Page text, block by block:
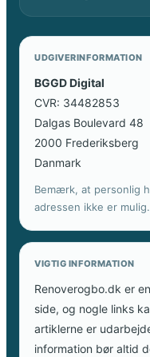
UDGIVERINFORMATION
BGGD Digital
CVR: 34482853
Dalgas Boulevard 48
2000 Frederiksberg
Danmark
Bemærk, at personlig
adressen ikke er
VIGTIG INFORMATION
Renoverogbo.dk er
side, og nogle links
artiklerne er
information bør altid